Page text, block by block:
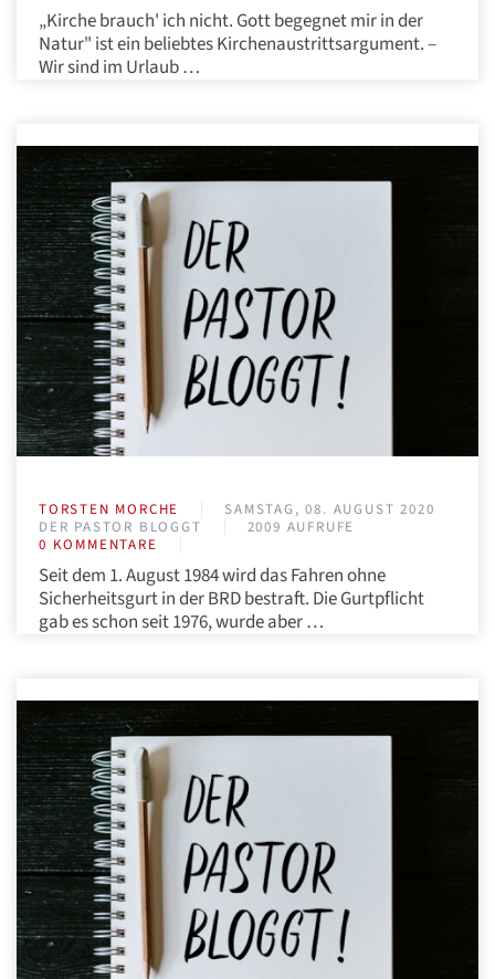
„Kirche brauch' ich nicht. Gott begegnet mir in der
Natur" ist ein beliebtes Kirchenaustrittsargument. –
Wir sind im Urlaub …
TORSTEN MORCHE
SAMSTAG, 08. AUGUST 2020
DER PASTOR BLOGGT
2009 AUFRUFE
0 KOMMENTARE
Seit dem 1. August 1984 wird das Fahren ohne
Sicherheitsgurt in der BRD bestraft. Die Gurtpflicht
gab es schon seit 1976, wurde aber …